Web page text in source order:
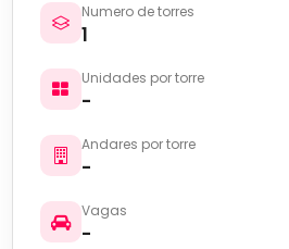
Numero de torres
1
Unidades por torre
-
Andares por torre
-
Vagas
-